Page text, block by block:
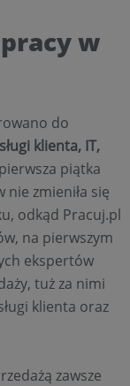
w
do
klienta, IT,
piątka
zmieniła się
odkąd Pracuj.pl
na pierwszym
ekspertów
tuż za nimi
klienta oraz
zawsze